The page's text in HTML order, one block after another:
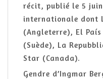
récit, publié le 5
internationale dont
(Angleterre), El
(Suède), La
Star (Canada).
Gendre d’Ingmar